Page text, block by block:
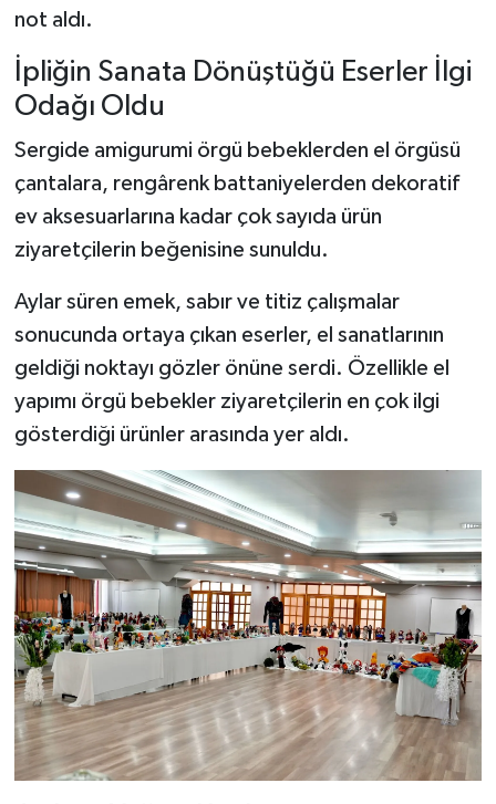
not aldı.
İpliğin Sanata Dönüştüğü Eserler İlgi
Odağı Oldu
Sergide amigurumi örgü bebeklerden el örgüsü
çantalara, rengârenk battaniyelerden dekoratif
ev aksesuarlarına kadar çok sayıda ürün
ziyaretçilerin beğenisine sunuldu.
Aylar süren emek, sabır ve titiz çalışmalar
sonucunda ortaya çıkan eserler, el sanatlarının
geldiği noktayı gözler önüne serdi. Özellikle el
yapımı örgü bebekler ziyaretçilerin en çok ilgi
gösterdiği ürünler arasında yer aldı.
Yaşam